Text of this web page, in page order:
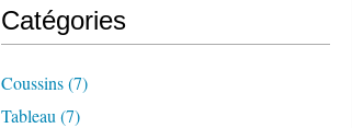
Catégories
Coussins(7)
Tableau (7)